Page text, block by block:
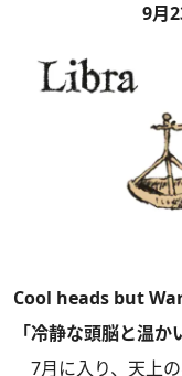
9月
Cool heads but
「冷静な頭脳と温か
7月に入り、天上